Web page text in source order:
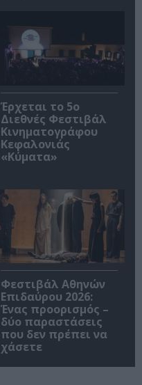
Έρχεται το 5ο
Διεθνές Φεστιβάλ
Κινηματογράφου
Κεφαλονιάς
«Κύματα»
Φεστιβάλ Αθηνών
Επιδαύρου 2026:
Ένας προορισμός –
δύο παραστάσεις
που δεν πρέπει να
χάσετε